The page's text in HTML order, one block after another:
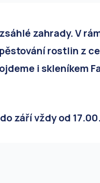
zahrady. V
rostlin z
i skleníkem
září vždy od 17.00.